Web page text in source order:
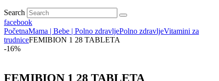
Search
facebook
PočetnaMama | Bebe | Polno zdravljePolno zdravljeVitamini za
trudniceFEMIBION 1 28 TABLETA
-16%
FEMIBION 1 28 TABLETA